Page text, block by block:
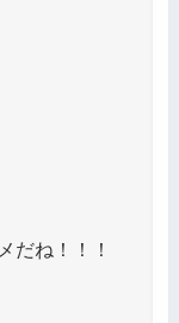
だね！！！